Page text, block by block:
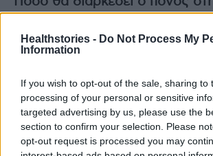
Healthstories - Do Not Process My
Information
If you wish to opt-out of the sale, sharing to
processing of your personal or sensitive
targeted advertising by us, please use the
section to confirm your selection. Please
opt-out request is processed you may
Οι περισσότεροι άνθρωποι
την COVID-19 σε μερικές ημέρες
αποκλειστικά στην ασθένεια,
υποχωρήσει όταν υποχωρήσουν
συμπτώματα.